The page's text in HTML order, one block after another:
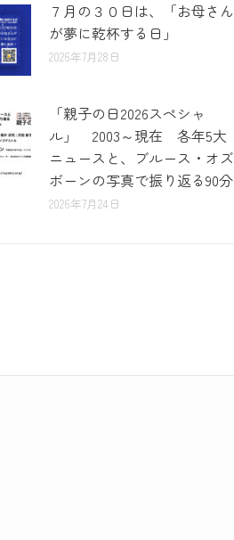
７月の３０日は、「お母さん
が夢に乾杯する日」
2026年7月28日
「親子の日2026スペシャ
ル」 2003～現在 各年5大
ニュースと、ブルース・オズ
ボーンの写真で振り返る90分
2026年7月24日